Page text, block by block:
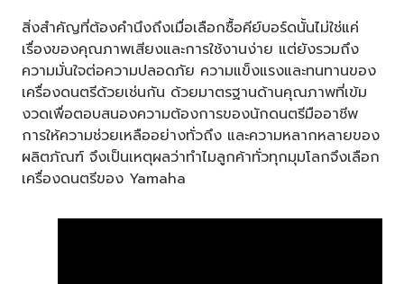
สิ่งสำคัญที่ต้องคำนึงถึงเมื่อเลือกซื้อคีย์บอร์ดนั้นไม่ใช่แค่
เรื่องของคุณภาพเสียงและการใช้งานง่าย แต่ยังรวมถึง
ความมั่นใจต่อความปลอดภัย ความแข็งแรงและทนทานของ
เครื่องดนตรีด้วยเช่นกัน ด้วยมาตรฐานด้านคุณภาพที่เข้ม
งวดเพื่อตอบสนองความต้องการของนักดนตรีมืออาชีพ
การให้ความช่วยเหลืออย่างทั่วถึง และความหลากหลายของ
ผลิตภัณฑ์ จึงเป็นเหตุผลว่าทำไมลูกค้าทั่วทุกมุมโลกจึงเลือก
เครื่องดนตรีของ Yamaha